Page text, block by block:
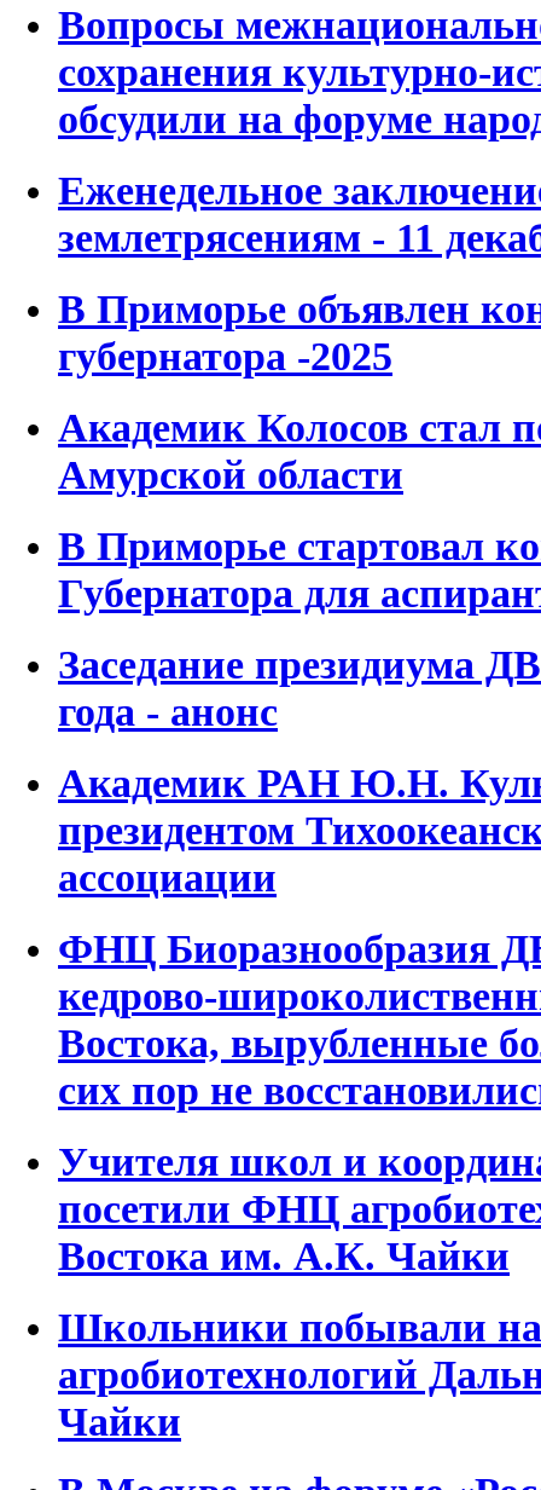
Вопросы
сохранения культурно-
обсудили на форуме
Еженедельное
землетрясениям - 11
В Приморье объявлен
губернатора -2025
Академик Колосов стал
Амурской области
В Приморье стартовал
Губернатора для
Заседание президиума
года - анонс
Академик РАН Ю.Н.
президентом
ассоциации
ФНЦ Биоразнообразия
кедрово-
Востока, вырубленные
сих пор не
Учителя школ и
посетили ФНЦ
Востока им. А.К. Чайки
Школьники побывали
агробиотехнологий
Чайки